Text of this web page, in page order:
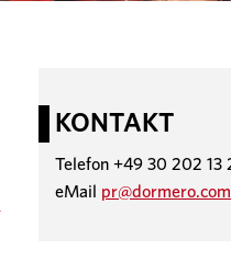
KONTAKT
Telefon +49 30 202 13
eMail pr@dormero.com